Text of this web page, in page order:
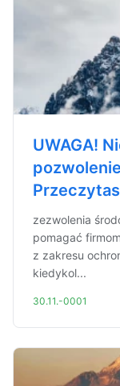
UWAGA!
zezwolenia
pomagać
z zakresu
kiedykol...
30.11.-0001